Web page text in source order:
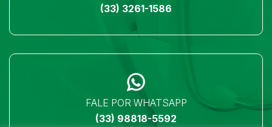
(33) 3261-1586
FALE POR WHATSAPP
(33) 98818-5592